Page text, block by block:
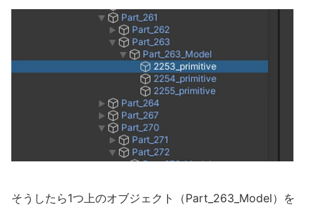
そうしたら1つ上のオブジェクト（Part_263_Model）を